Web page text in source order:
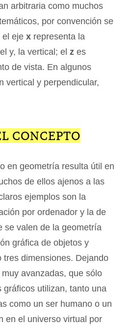
arbitraria como muchos
por convención se
el eje x representa la
y, la vertical; el z es
de vista. En algunos
vertical y perpendicular,
CONCEPTO
en geometría resulta útil en
de ellos ajenos a las
ejemplos son la
por ordenador y la de
se valen de la geometría
gráfica de objetos y
tres dimensiones. Dejando
avanzadas, que sólo
gráficos utilizan, tanto una
como un ser humano o un
en el universo virtual por